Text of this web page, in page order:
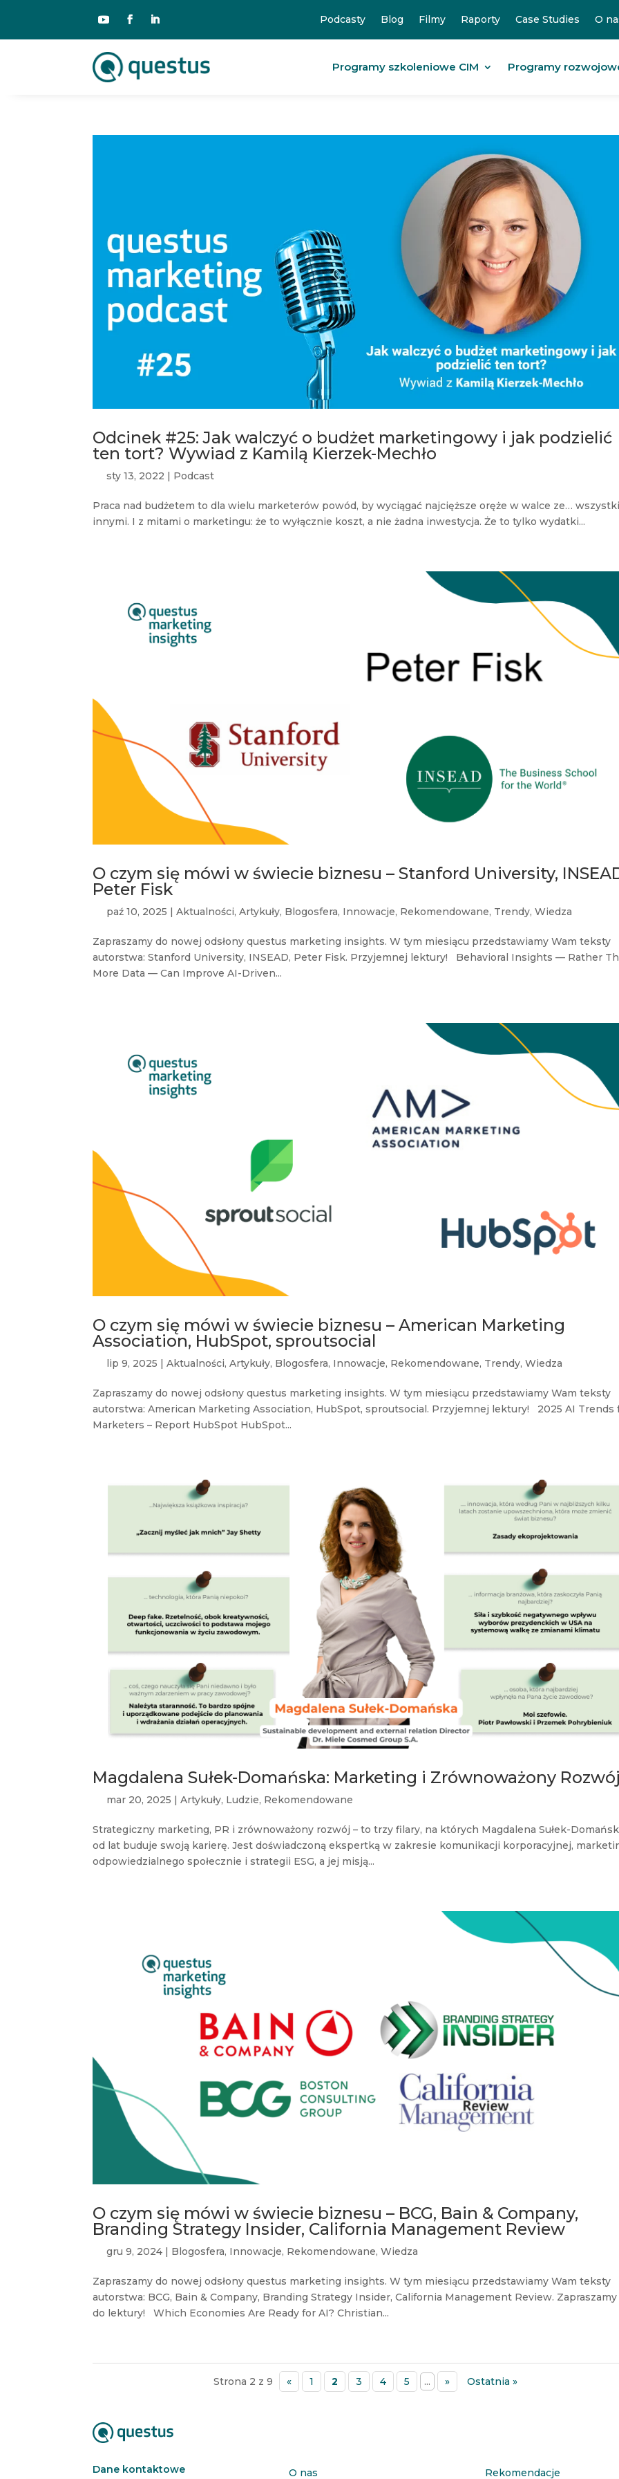
Podcasty Blog Filmy Raporty Case Studies O
Programy szkoleniowe CIM Programy
Odcinek #25: Jak walczyć o budżet marketingowy i jak podzielić
ten tort? Wywiad z Kamilą Kierzek-Mechło
sty 13, 2022 | Podcast
Praca nad budżetem to dla wielu marketerów powód, by wyciągać najcięższe oręże w walce ze…
innymi. I z mitami o marketingu: że to wyłącznie koszt, a nie żadna inwestycja. Że to tylko wydatki...
O czym się mówi w świecie biznesu – Stanford University,
Peter Fisk
paź 10, 2025 |Aktualności,Artykuły, Blogosfera, Innowacje, Rekomendowane, Trendy,Wiedza
Zapraszamy do nowej odsłony questus marketing insights. W tym miesiącu przedstawiamy Wam teksty
autorstwa: Stanford University, INSEAD, Peter Fisk. Przyjemnej lektury! Behavioral Insights — Rather
More Data — Can Improve AI-Driven...
O czym się mówi w świecie biznesu – American Marketing
Association, HubSpot, sproutsocial
lip 9, 2025 |Aktualności,Artykuły, Blogosfera, Innowacje, Rekomendowane, Trendy,Wiedza
Zapraszamy do nowej odsłony questus marketing insights. W tym miesiącu przedstawiamy Wam teksty
autorstwa: American Marketing Association, HubSpot, sproutsocial. Przyjemnej lektury! 2025 AI Trends
Marketers – Report HubSpot HubSpot...
Magdalena Sułek-Domańska: Marketing i Zrównoważony
mar 20, 2025 |Artykuły, Ludzie, Rekomendowane
Strategiczny marketing, PR i zrównoważony rozwój – to trzy filary, na których Magdalena Sułek-
od lat buduje swoją karierę. Jest doświadczoną ekspertką w zakresie komunikacji korporacyjnej,
odpowiedzialnego społecznie i strategii ESG, a jej misją...
O czym się mówi w świecie biznesu – BCG, Bain & Company,
Branding Strategy Insider, California Management Review
gru 9, 2024 | Blogosfera, Innowacje, Rekomendowane,Wiedza
Zapraszamy do nowej odsłony questus marketing insights. W tym miesiącu przedstawiamy Wam teksty
autorstwa: BCG, Bain & Company, Branding Strategy Insider, California Management Review. Zapraszamy
do lektury! Which Economies Are Ready for AI? Christian...
Strona 2 z 9 « 1 2 3 4 5 ... » Ostatnia »
Dane kontaktowe O nas Rekomendacje